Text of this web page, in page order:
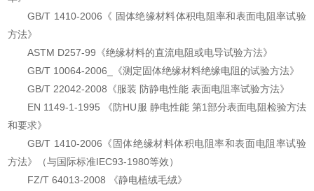
GB/T 1410-2006《 固体绝缘材料体积电阻率和表面电阻率试验
方法》
ASTM D257-99《绝缘材料的直流电阻或电导试验方法》
GB/T 10064-2006_《测定固体绝缘材料绝缘电阻的试验方法》
GB/T 22042-2008《服装 防静电性能 表面电阻率试验方法》
EN 1149-1-1995 《防HU服 静电性能 第1部分表面电阻检验方法
和要求》
GB/T 1410-2006《固体绝缘材料体积电阻率和表面电阻率试验
方法》（与国际标准IEC93-1980等效）
FZ/T 64013-2008 《静电植绒毛绒》